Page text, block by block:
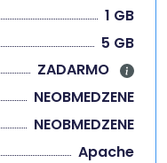
1 GB
5 GB
ZADARMO
NEOBMEDZENE
NEOBMEDZENE
Apache